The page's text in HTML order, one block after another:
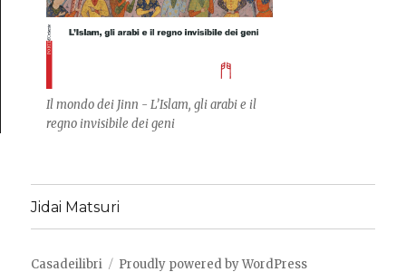
Il mondo dei Jinn - L’Islam, gli arabi e il
regno invisibile dei geni
Jidai Matsuri
Casadeilibri Proudly powered by WordPress